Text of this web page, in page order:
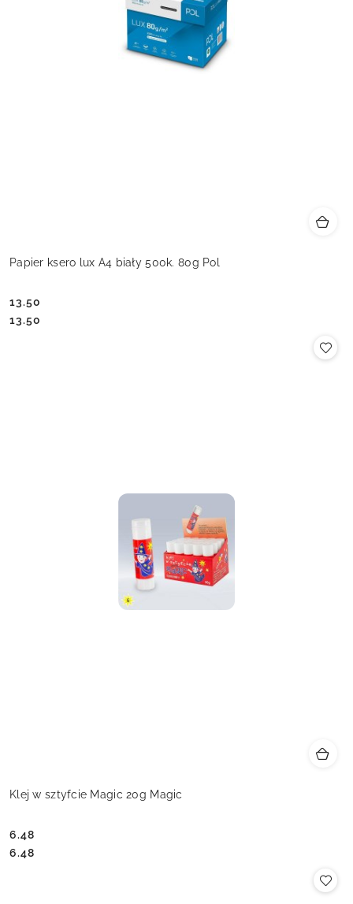
Papier ksero lux A4 biały 500k. 80g Pol
Cena:
13.50
Cena:
13.50
Klej w sztyfcie Magic 20g Magic
Cena:
6.48
Cena:
6.48